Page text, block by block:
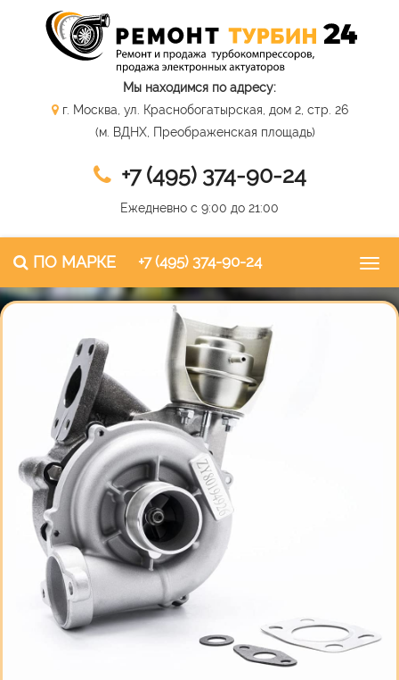
Мы находимся по адресу:
г. Москва, ул. Краснобогатырская, дом 2, стр. 26
(м. ВДНХ, Преображенская площадь)
+7 (495) 374-90-24
Ежедневно с 9:00 до 21:00
ПО МАРКЕ +7 (495) 374-90-24